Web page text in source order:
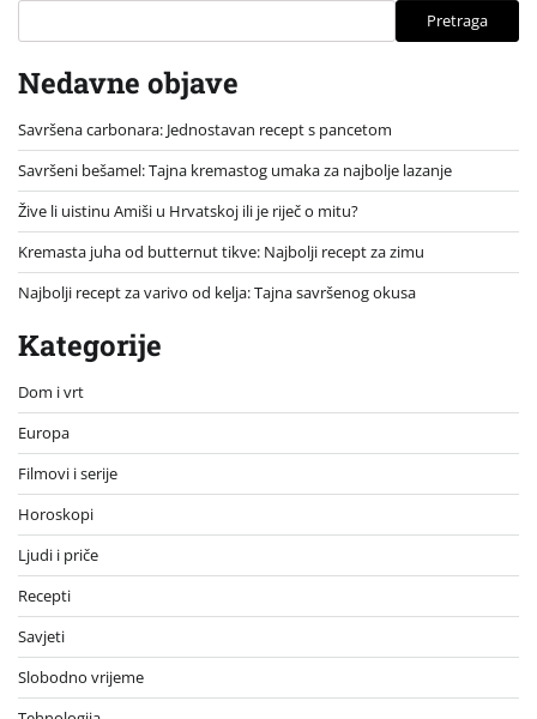
Pretraga
Nedavne objave
Savršena carbonara: Jednostavan recept s pancetom
Savršeni bešamel: Tajna kremastog umaka za najbolje lazanje
Žive li uistinu Amiši u Hrvatskoj ili je riječ o mitu?
Kremasta juha od butternut tikve: Najbolji recept za zimu
Najbolji recept za varivo od kelja: Tajna savršenog okusa
Kategorije
Dom i vrt
Europa
Filmovi i serije
Horoskopi
Ljudi i priče
Recepti
Savjeti
Slobodno vrijeme